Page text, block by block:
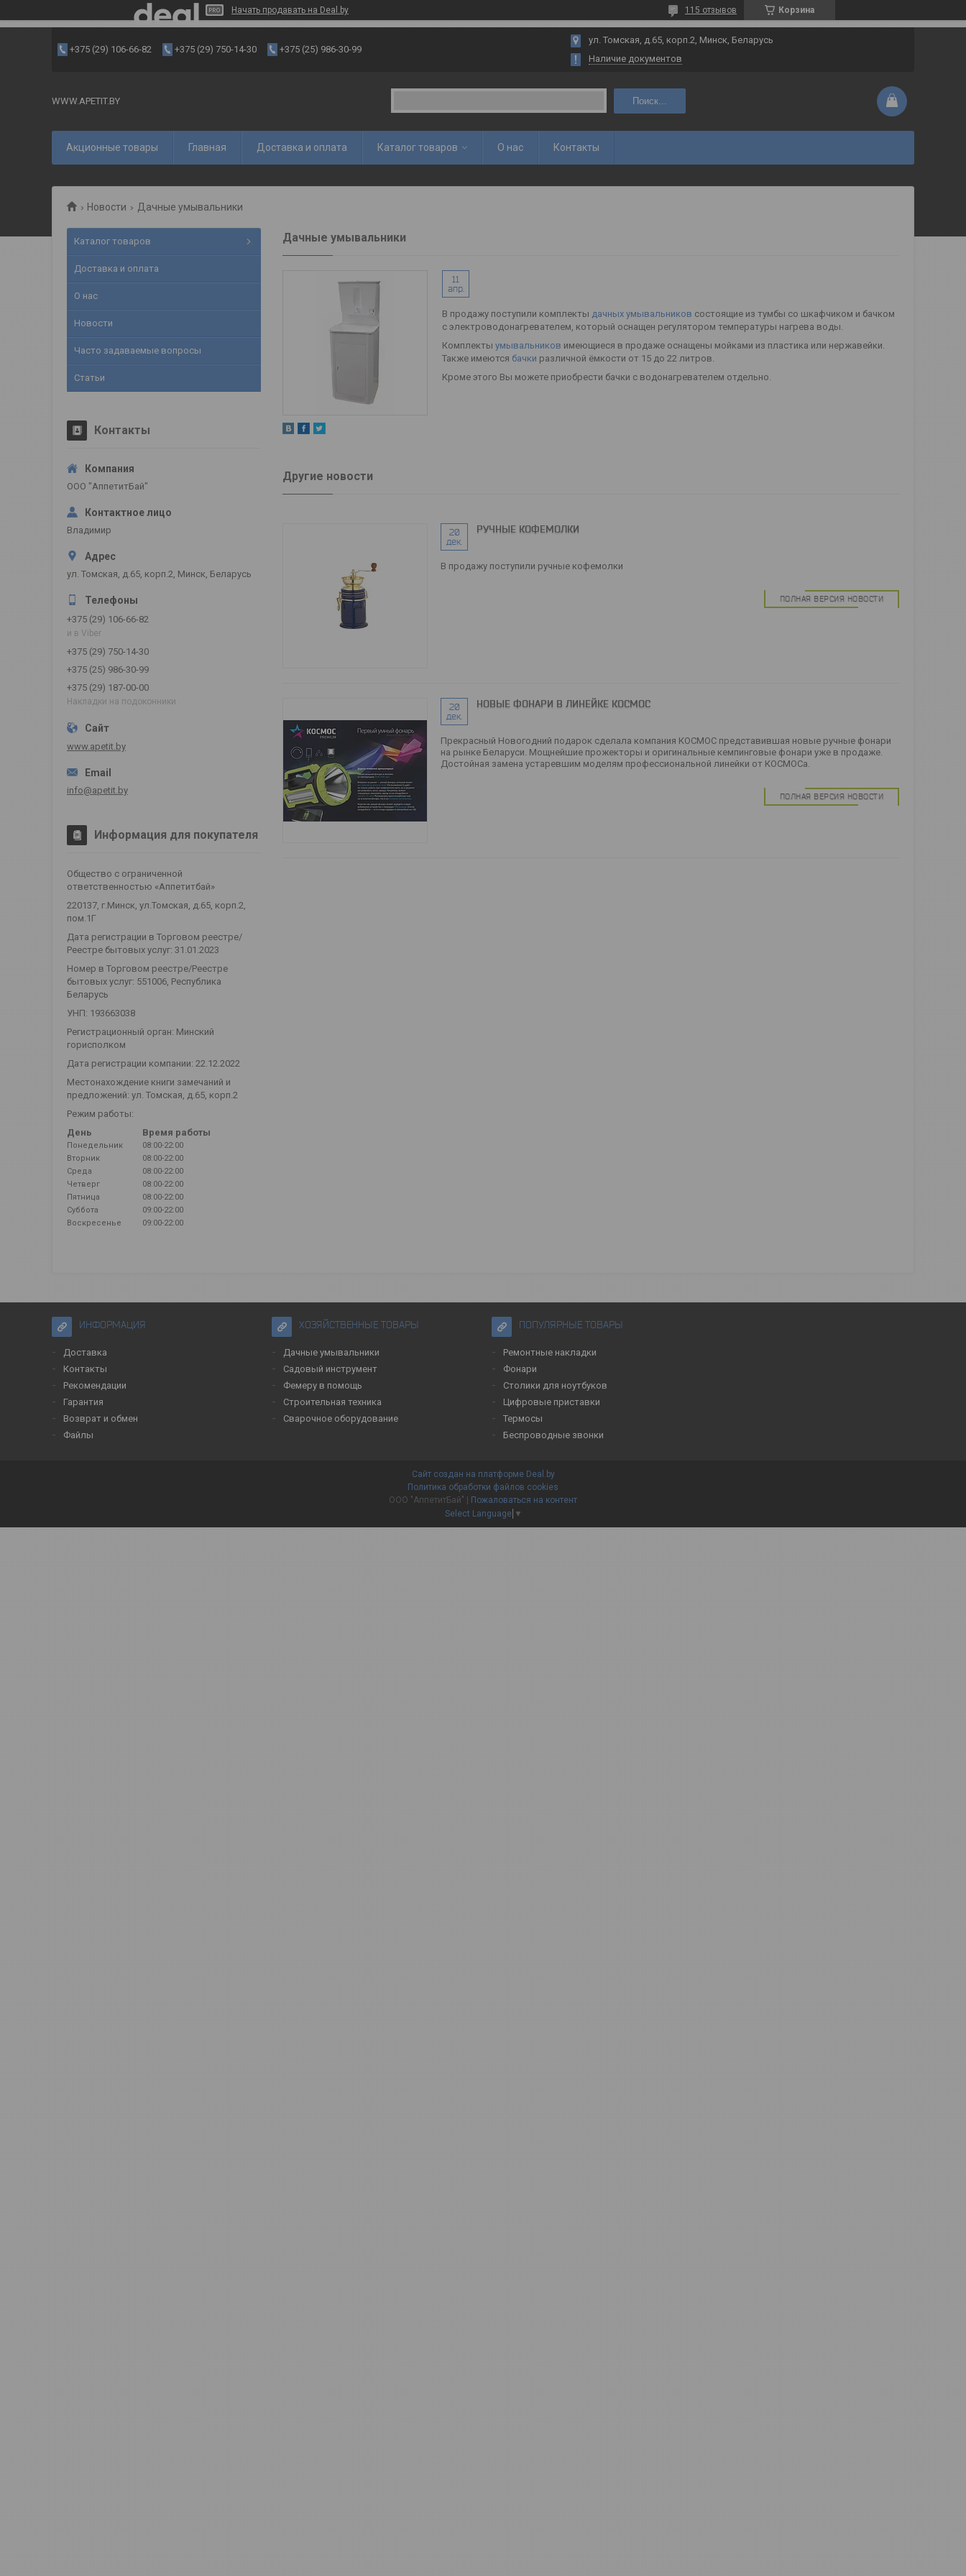
Начать продавать на Deal.by Корзина
115 отзывов
+375 (29) 106-66-82 +375 (29) 750-14-30 +375 (25) 986-30-99
ул. Томская, д.65, корп.2, Минск, Беларусь
Наличие документов
WWW.APETIT.BY Поиск...
Акционные товары Главная Доставка и оплата Каталог товаров О нас Контакты
Новости Дачные умывальники
Дачные умывальники
11
апр.
В продажу поступили комплекты дачных умывальников состоящие из тумбы со шкафчиком и бачком
с электроводонагревателем, который оснащен регулятором температуры нагрева воды.
Комплекты умывальников имеющиеся в продаже оснащены мойками из пластика или нержавейки.
Также имеются бачки различной ёмкости от 15 до 22 литров.
Кроме этого Вы можете приобрести бачки с водонагревателем отдельно.
Другие новости
20
дек.
РУЧНЫЕ КОФЕМОЛКИ
В продажу поступили ручные кофемолки
ПОЛНАЯ ВЕРСИЯ НОВОСТИ
20
дек.
НОВЫЕ ФОНАРИ В ЛИНЕЙКЕ КОСМОС
Прекрасный Новогодний подарок сделала компания КОСМОС представившая новые ручные фонари
на рынке Беларуси. Мощнейшие прожекторы и оригинальные кемпинговые фонари уже в продаже.
Достойная замена устаревшим моделям профессиональной линейки от КОСМОСа.
ПОЛНАЯ ВЕРСИЯ НОВОСТИ
Каталог товаров
Доставка и оплата
О нас
Новости
Часто задаваемые вопросы
Статьи
Контакты
ООО "АппетитБай"
Владимир
ул. Томская, д.65, корп.2, Минск, Беларусь
+375 (29) 106-66-82
и в Viber
+375 (29) 750-14-30
+375 (25) 986-30-99
+375 (29) 187-00-00
Накладки на подоконники
www.apetit.by
info@apetit.by
Информация для покупателя
Общество с ограниченной
ответственностью «Аппетитбай»
220137, г.Минск, ул.Томская, д.65, корп.2,
пом.1Г
Дата регистрации в Торговом реестре/
Реестре бытовых услуг: 31.01.2023
Номер в Торговом реестре/Реестре
бытовых услуг: 551006, Республика
Беларусь
УНП: 193663038
Регистрационный орган: Минский
горисполком
Дата регистрации компании: 22.12.2022
Местонахождение книги замечаний и
предложений: ул. Томская, д.65, корп.2
Режим работы:
День
Время работы
Понедельник
08:00-22:00
Вторник
08:00-22:00
Среда
08:00-22:00
Четверг
08:00-22:00
Пятница
08:00-22:00
Суббота
09:00-22:00
Воскресенье
09:00-22:00
ИНФОРМАЦИЯ
Доставка
Контакты
Рекомендации
Гарантия
Возврат и обмен
Файлы
ХОЗЯЙСТВЕННЫЕ ТОВАРЫ
Дачные умывальники
Садовый инструмент
Фемеру в помощь
Строительная техника
Сварочное оборудование
ПОПУЛЯРНЫЕ ТОВАРЫ
Ремонтные накладки
Фонари
Столики для ноутбуков
Цифровые приставки
Термосы
Беспроводные звонки
Сайт создан на платформе Deal.by
Политика обработки файлов cookies
ООО "АппетитБай" |
Пожаловаться на контент
Select Language ▼